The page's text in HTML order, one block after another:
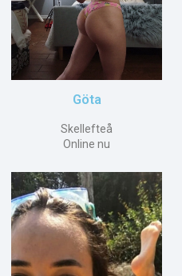
Göta
Skellefteå
Online nu